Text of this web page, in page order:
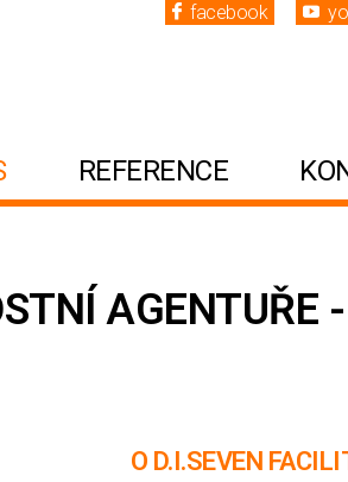
facebook
REFERENCE
AGENTUŘE -
O D.I.SEVEN